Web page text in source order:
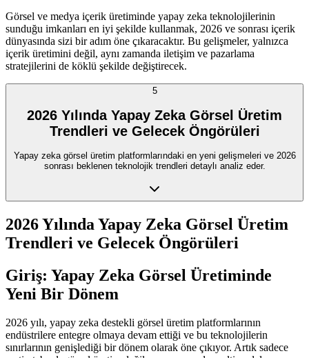
Görsel ve medya içerik üretiminde yapay zeka teknolojilerinin
sunduğu imkanları en iyi şekilde kullanmak, 2026 ve sonrası içerik
dünyasında sizi bir adım öne çıkaracaktır. Bu gelişmeler, yalnızca
içerik üretimini değil, aynı zamanda iletişim ve pazarlama
stratejilerini de köklü şekilde değiştirecek.
5
2026 Yılında Yapay Zeka Görsel Üretim
Trendleri ve Gelecek Öngörüleri
Yapay zeka görsel üretim platformlarındaki en yeni gelişmeleri ve 2026
sonrası beklenen teknolojik trendleri detaylı analiz eder.
2026 Yılında Yapay Zeka Görsel Üretim
Trendleri ve Gelecek Öngörüleri
Giriş: Yapay Zeka Görsel Üretiminde
Yeni Bir Dönem
2026 yılı, yapay zeka destekli görsel üretim platformlarının
endüstrilere entegre olmaya devam ettiği ve bu teknolojilerin
sınırlarının genişlediği bir dönem olarak öne çıkıyor. Artık sadece